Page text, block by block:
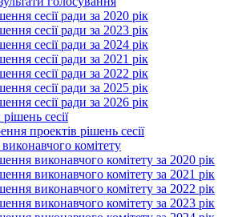
сесії ради за 2020 рік
сесії ради за 2023 рік
сесії ради за 2024 рік
сесії ради за 2021 рік
сесії ради за 2022 рік
сесії ради за 2025 рік
сесії ради за 2026 рік
сесії
проектів рішень сесії
комітету
виконавчого комітету за 2020 рік
виконавчого комітету за 2021 рік
виконавчого комітету за 2022 рік
виконавчого комітету за 2023 рік